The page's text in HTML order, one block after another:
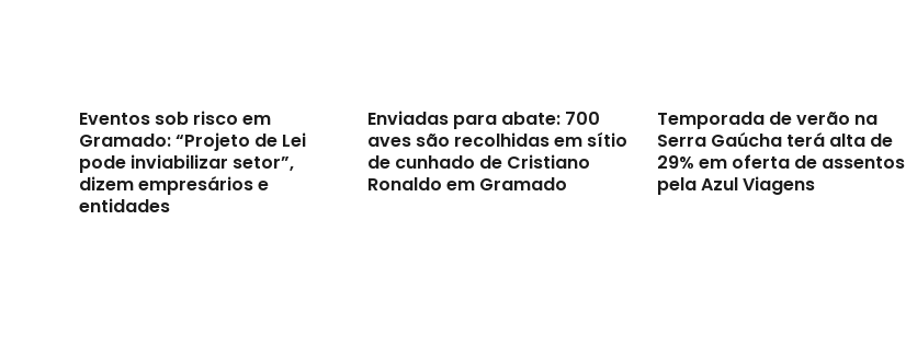
Eventos sob risco em
Gramado: “Projeto de Lei
pode inviabilizar setor”,
dizem empresários e
entidades
Enviadas para abate: 700
aves são recolhidas em sítio
de cunhado de Cristiano
Ronaldo em Gramado
Temporada de verão na
Serra Gaúcha terá alta de
29% em oferta de assentos
pela Azul Viagens